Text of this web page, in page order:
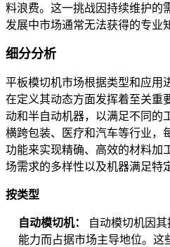
料浪费。这一挑战因持续维护的
发展中市场通常无法获得的专业
细分分析
平板模切机市场根据类型和应用
在定义其动态方面发挥着至关重
动和半自动机器，以满足不同的
横跨包装、医疗和汽车等行业，
功能来实现精确、高效的材料加
场需求的多样性以及机器满足特
按类型
自动模切机：
自动模切机因
能力而占据市场主导地位。这